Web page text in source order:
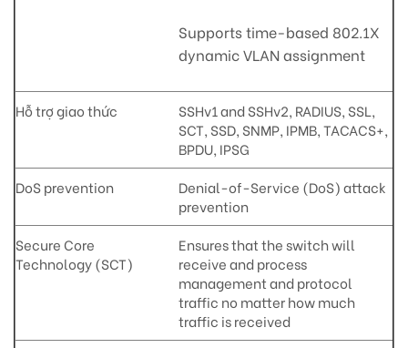
Supports time-based 802.1X
dynamic VLAN assignment
Hỗ trợ giao thức
SSHv1 and SSHv2, RADIUS, SSL,
SCT, SSD, SNMP, IPMB, TACACS+,
BPDU, IPSG
DoS prevention
Denial-of-Service (DoS) attack
prevention
Secure Core
Technology (SCT)
Ensures that the switch will
receive and process
management and protocol
traffic no matter how much
traffic is received